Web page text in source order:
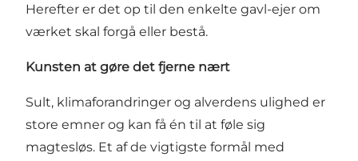
Herefter er det op til den enkelte gavl-ejer om
værket skal forgå eller bestå.
Kunsten at gøre det fjerne nært
Sult, klimaforandringer og alverdens ulighed er
store emner og kan få én til at føle sig
magtesløs. Et af de vigtigste formål med